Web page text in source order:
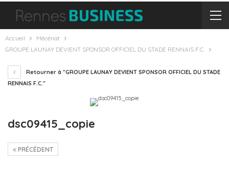
Accueil
Mécénat
GROUPE LAUNAY DEVIENT SPONSOR OFFICIEL DU STADE RENNAIS F.C.
Retourner à "GROUPE LAUNAY DEVIENT SPONSOR OFFICIEL DU STADE
RENNAIS F.C."
dsc09415_copie
PRÉCÉDENT